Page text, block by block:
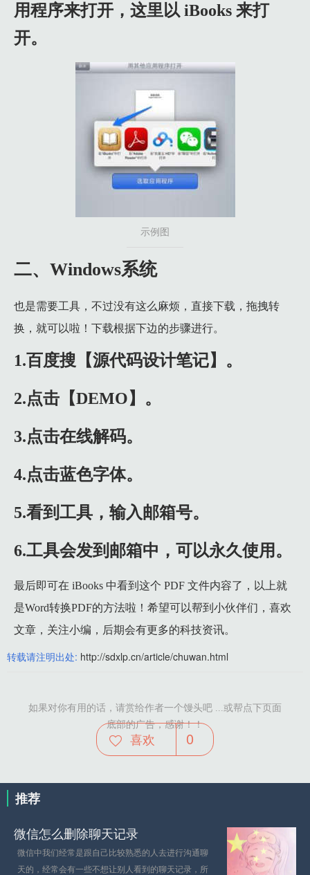
用程序来打开，这里以 iBooks 来打
开。
示例图
二、Windows系统
也是需要工具，不过没有这么麻烦，直接下载，拖拽转
换，就可以啦！下载根据下边的步骤进行。
1.百度搜【源代码设计笔记】。
2.点击【DEMO】。
3.点击在线解码。
4.点击蓝色字体。
5.看到工具，输入邮箱号。
6.工具会发到邮箱中，可以永久使用。
最后即可在 iBooks 中看到这个 PDF 文件内容了，以上就
是Word转换PDF的方法啦！希望可以帮到小伙伴们，喜欢
文章，关注小编，后期会有更多的科技资讯。
转载请注明出处: http://sdxlp.cn/article/chuwan.html
如果对你有用的话，请赏给作者一个馒头吧 ...或帮点下页面
底部的广告，感谢！！
喜欢 0
推荐
微信怎么删除聊天记录
微信中我们经常是跟自己比较熟悉的人去进行沟通聊
天的，经常会有一些不想让别人看到的聊天记录，所